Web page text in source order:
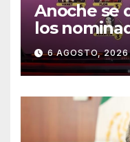
Anoche se
los
los
la segunda
6 AGOSTO, 2026